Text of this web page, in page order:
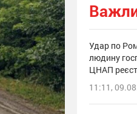
Удар по
людину
ЦНАП
11:11,